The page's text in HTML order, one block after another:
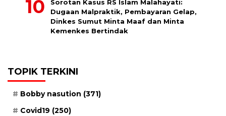
Sorotan Kasus RS Islam Malahayati:
Dugaan Malpraktik, Pembayaran Gelap,
Dinkes Sumut Minta Maaf dan Minta
Kemenkes Bertindak
TOPIK TERKINI
Bobby nasution (371)
Covid19 (250)